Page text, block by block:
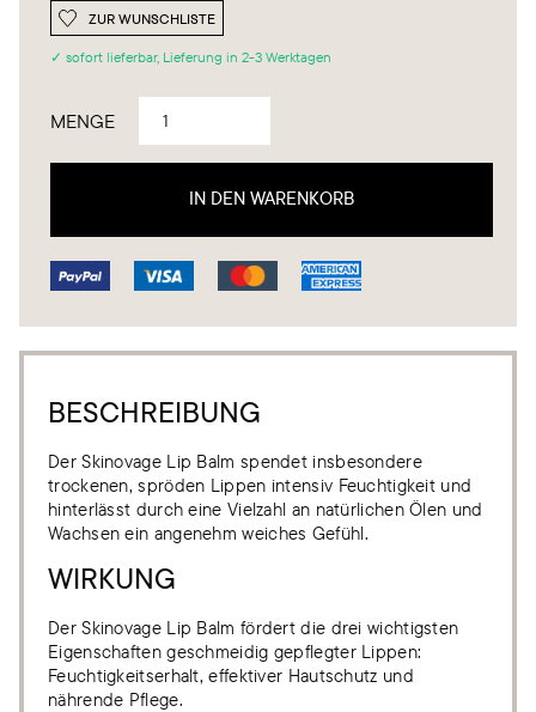
ZUR WUNSCHLISTE
✓ sofort lieferbar, Lieferung in 2-3 Werktagen
MENGE
BESCHREIBUNG
Der Skinovage Lip Balm spendet insbesondere
trockenen, spröden Lippen intensiv Feuchtigkeit und
hinterlässt durch eine Vielzahl an natürlichen Ölen und
Wachsen ein angenehm weiches Gefühl.
WIRKUNG
Der Skinovage Lip Balm fördert die drei wichtigsten
Eigenschaften geschmeidig gepflegter Lippen:
Feuchtigkeitserhalt, effektiver Hautschutz und
nährende Pflege.